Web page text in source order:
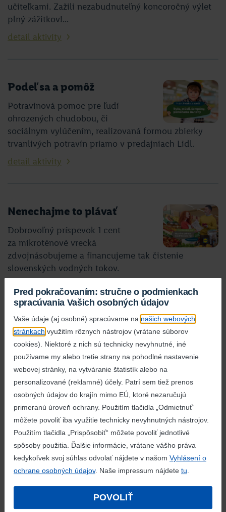
Pred pokračovaním: stručne o podmienkach
spracúvania Vašich osobných údajov
Vaše údaje (aj osobné) spracúvame na našich webových
stránkach využitím rôznych nástrojov (vrátane súborov
cookies). Niektoré z nich sú technicky nevyhnutné, iné
používame my alebo tretie strany na pohodlné nastavenie
webovej stránky, na vytváranie štatistík alebo na
personalizované (reklamné) účely. Patrí sem tiež prenos
osobných údajov do krajín mimo EÚ, ktoré nezaručujú
primeranú úroveň ochrany. Použitím tlačidla „Odmietnuť“
môžete povoliť iba využitie technicky nevyhnutných nástrojov.
Použitím tlačidla „Prispôsobiť“ môžete povoliť jednotlivé
spôsoby použitia. Ďalšie informácie, vrátane vášho práva
kedykoľvek svoj súhlas odvolať nájdete v našom Vyhlásení o
ochrane osobných údajov. Naše impressum nájdete tu.
POVOLIŤ
učiteľkami. Zažili nezabudnuteľný koncoročný výlet
plný zážitkov!...
detail aktivity
Podeľ sa a pomôž
Potravinová pomoc pre ľudí
ohrozených chudobou, či
sociálnym vylúčením, realizovaná formou zbierky
trvanlivých potravín priamo v predajniach Lidl.
detail aktivity
Nenechajme to plávať
Dobrovoľný príspevok 1 cent
za mikroténové vrecká
zdvojnásobujeme a financujeme tak čistenie
slovenských vodných tokov.
detail aktivity
ČERVENÝ NOS
Clowndoctors.
Nasaďme si červené nosy a poďme
sa spolu smiať Lidl a zdravotní klauni z Červeného
nosa chcú priniesť deťom a seniorom stovky hodín
radosti.
detail aktivity
Podpora základných škôl
V prvý deň každej novootvorenej
prevádzky venujeme 1 euro